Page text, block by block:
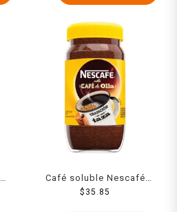
Café soluble Nescafé
estilo café de olla 46 g
$ 35.85